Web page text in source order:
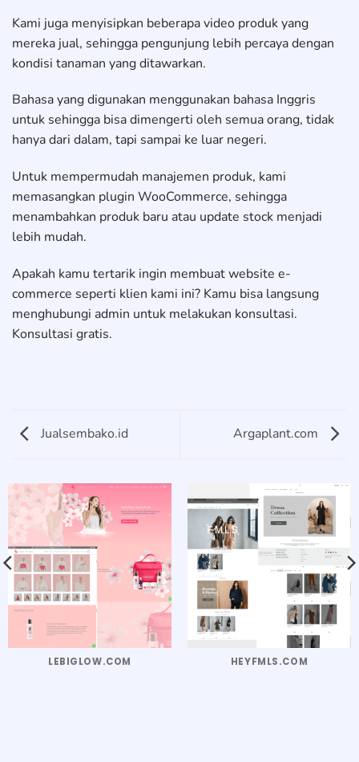
Kami juga menyisipkan beberapa video produk yang
mereka jual, sehingga pengunjung lebih percaya dengan
kondisi tanaman yang ditawarkan.
Bahasa yang digunakan menggunakan bahasa Inggris
untuk sehingga bisa dimengerti oleh semua orang, tidak
hanya dari dalam, tapi sampai ke luar negeri.
Untuk mempermudah manajemen produk, kami
memasangkan plugin WooCommerce, sehingga
menambahkan produk baru atau update stock menjadi
lebih mudah.
Apakah kamu tertarik ingin membuat website e-
commerce seperti klien kami ini? Kamu bisa langsung
menghubungi admin untuk melakukan konsultasi.
Konsultasi gratis.
Jualsembako.id Argaplant.com
LEBIGLOW.COM HEYFMLS.COM